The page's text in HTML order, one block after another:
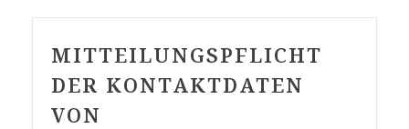
MITTEILUNGSPFLICHT
DER KONTAKTDATEN
VON